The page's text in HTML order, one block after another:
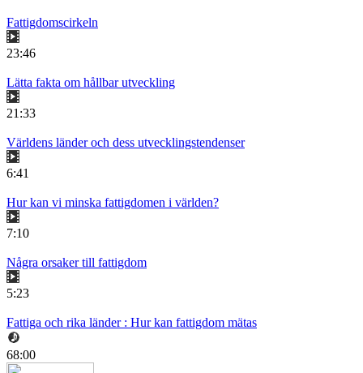
Fattigdomscirkeln
23:46
Lätta fakta om hållbar utveckling
21:33
Världens länder och dess utvecklingstendenser
6:41
Hur kan vi minska fattigdomen i världen?
7:10
Några orsaker till fattigdom
5:23
Fattiga och rika länder : Hur kan fattigdom mätas
68:00